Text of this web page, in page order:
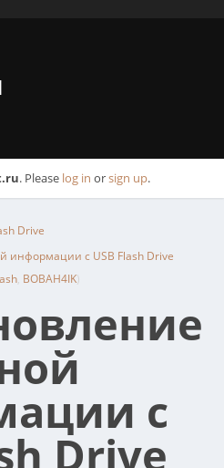
. Please log in orsign up.
Drive
информации с USB Flash Drive
, BOBAH4IK)
с
Drive